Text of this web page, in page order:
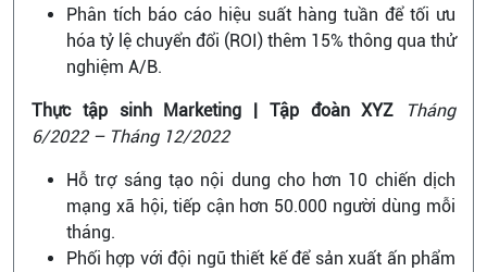
Phân tích báo cáo hiệu suất hàng tuần để tối ưu
hóa tỷ lệ chuyển đổi (ROI) thêm 15% thông qua thử
nghiệm A/B.
Thực tập sinh Marketing | Tập đoàn XYZ
Tháng
6/2022 – Tháng 12/2022
Hỗ trợ sáng tạo nội dung cho hơn 10 chiến dịch
mạng xã hội, tiếp cận hơn 50.000 người dùng mỗi
tháng.
Phối hợp với đội ngũ thiết kế để sản xuất ấn phẩm